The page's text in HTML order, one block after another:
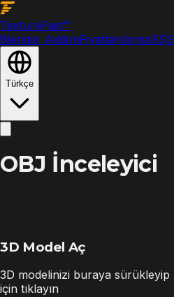
TextureFast™
Blender AddonFiyatlandırmaSSS
Türkçe
OBJ İnceleyici
3D Model Aç
3D modelinizi buraya sürükleyip
için tıklayın